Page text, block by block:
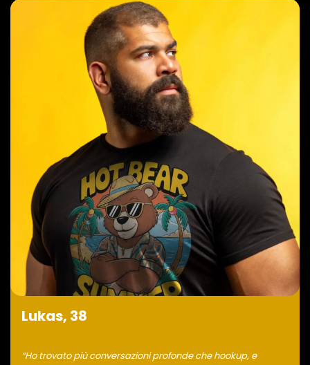
Lukas, 38
“Ho trovato più conversazioni profonde che hookup, e